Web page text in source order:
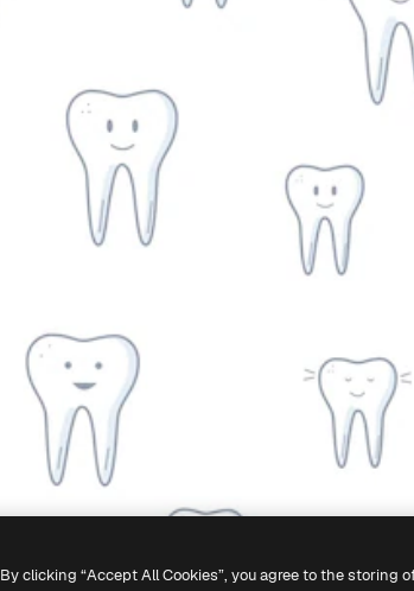
By clicking “Accept All Cookies”, you agree to the storing